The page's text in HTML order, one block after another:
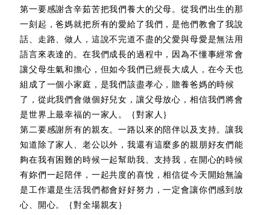
第一要感謝含辛茹苦把我們養大的父母。從我們出生的那
一刻起，爸媽就把所有的愛給了我們，是他們教會了我說
話、走路、做人，這說不完道不盡的父愛與母愛是無法用
語言來表達的。在我們成長的過程中，因為不懂事經常會
讓父母生氣和擔心，但如今我們已經長大成人，在今天也
組成了一個小家庭，是我們該盡孝心，贍養爸媽的時候
了，從此我們會做個好兒女，讓父母放心，相信我們將會
是世界上最幸福的一家人。｛對家人｝
第二要感謝所有的親友。一路以來的陪伴以及支持。讓我
知道除了家人、老公以外，我還有這麼多的親朋好友們能
夠在我有困難的時候一起幫助我、支持我，在開心的時候
有妳們一起陪伴，一起共度的喜悅，相信從今天開始無論
是工作還是生活我們都會好好努力，一定會讓你們感到放
心、開心。｛對全場親友｝